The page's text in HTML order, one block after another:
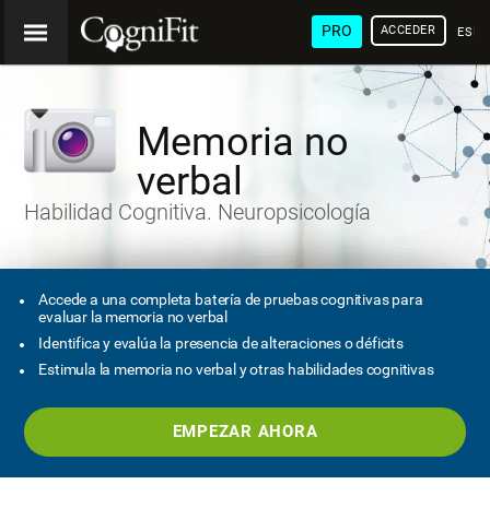
PRO ACCEDER
Memoria no
verbal
Habilidad Cognitiva. Neuropsicología
Accede a una completa batería de pruebas cognitivas para
evaluar la memoria no verbal
Identifica y evalúa la presencia de alteraciones o déficits
Estimula la memoria no verbal y otras habilidades cognitivas
EMPEZAR AHORA